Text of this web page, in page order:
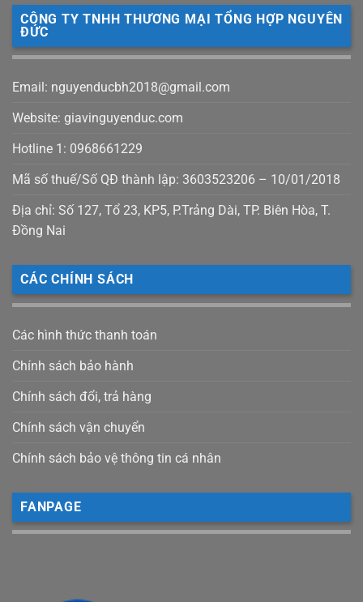
CÔNG TY TNHH THƯƠNG MẠI TỔNG HỢP NGUYÊN
ĐỨC
Email: nguyenducbh2018@gmail.com
Website: giavinguyenduc.com
Hotline 1: 0968661229
Mã số thuế/Số QĐ thành lập: 3603523206 – 10/01/2018
Địa chỉ: Số 127, Tổ 23, KP5, P.Trảng Dài, TP. Biên Hòa, T.
Đồng Nai
CÁC CHÍNH SÁCH
Các hình thức thanh toán
Chính sách bảo hành
Chính sách đổi, trả hàng
Chính sách vận chuyển
Chính sách bảo vệ thông tin cá nhân
FANPAGE